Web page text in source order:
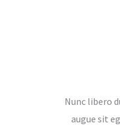
Nunc libero
augue sit